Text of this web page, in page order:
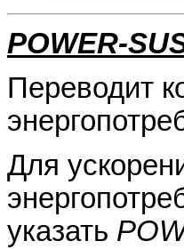
POWER-
Переводит
Для
указать